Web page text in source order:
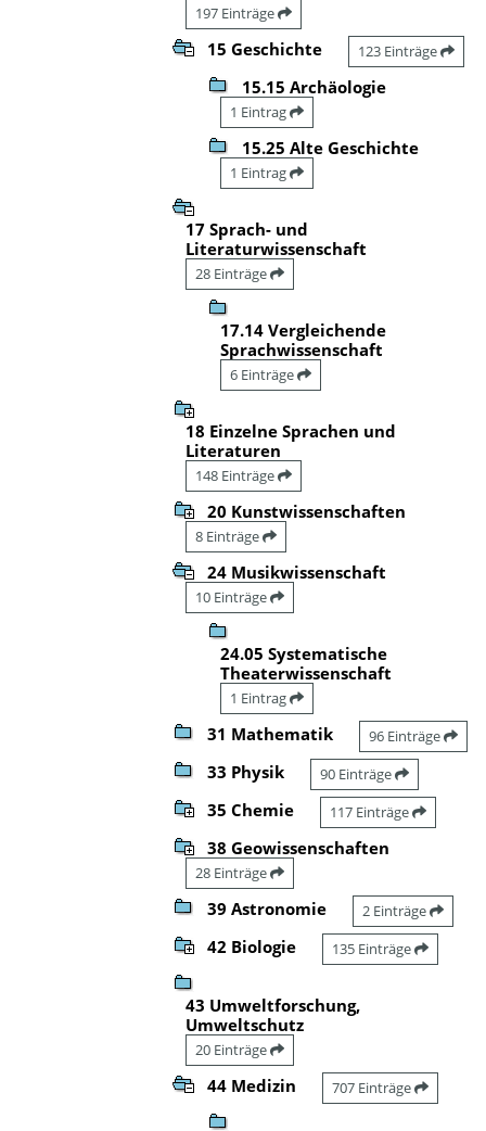
197 Einträge
15 Geschichte 123 Einträge
15.15 Archäologie
1 Eintrag
15.25 Alte Geschichte
1 Eintrag
17 Sprach- und
Literaturwissenschaft
28 Einträge
17.14 Vergleichende
Sprachwissenschaft
6 Einträge
18 Einzelne Sprachen und
Literaturen
148 Einträge
20 Kunstwissenschaften
8 Einträge
24 Musikwissenschaft
10 Einträge
24.05 Systematische
Theaterwissenschaft
1 Eintrag
31 Mathematik 96 Einträge
33 Physik 90 Einträge
35 Chemie 117 Einträge
38 Geowissenschaften
28 Einträge
39 Astronomie 2 Einträge
42 Biologie 135 Einträge
43 Umweltforschung,
Umweltschutz
20 Einträge
44 Medizin 707 Einträge